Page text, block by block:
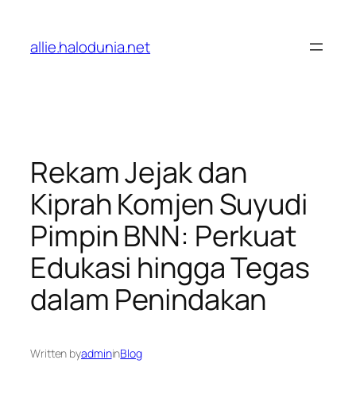
konten
allie.halodunia.net
Rekam Jejak dan
Kiprah Komjen Suyudi
Pimpin BNN: Perkuat
Edukasi hingga Tegas
dalam Penindakan
Written byadmininBlog